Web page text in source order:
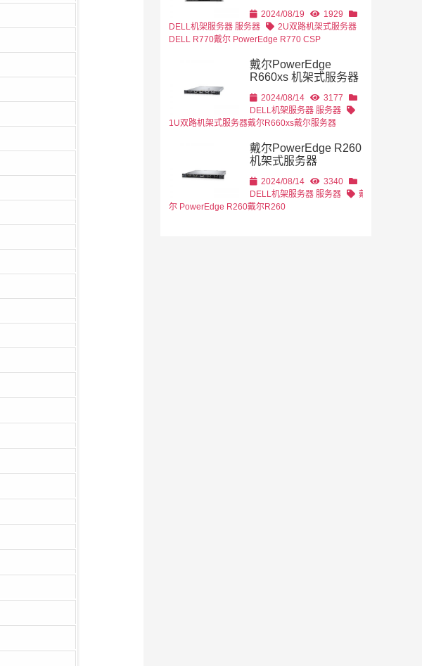
2024/08/19
1929
DELL机架服务器 服务器
2U双路机架式服务器
DELL R770戴尔 PowerEdge R770 CSP
戴尔PowerEdge
R660xs 机架式服务器
2024/08/14
3177
DELL机架服务器 服务器
1U双路机架式服务器戴尔R660xs戴尔服务器
戴尔PowerEdge R260
机架式服务器
2024/08/14
3340
DELL机架服务器 服务器
戴
尔 PowerEdge R260戴尔R260